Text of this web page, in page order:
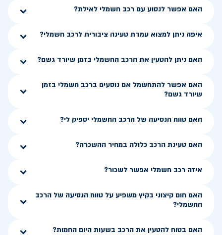
האם אפשר לנסוע עם רכב חשמלי לאילת?
איפה ניתן למצוא עמדת טעינה ציבורית לרכב חשמלי?
האם ניתן להטעין את הרכב החשמלי בזמן שיורד גשם?
האם אפשר להתחשמל אם נוסעים ברכב חשמלי בזמן
שיורד גשם?
האם טווח הנסיעה של הרכב החשמלי יספיק לי?
האם טעינת הרכב כלולה במחיר ההשכרה?
איזה רכב חשמלי אפשר לשכור?
האם חום קיצוני בקיץ משפיע על טווח הנסיעה של הרכב
החשמלי?
האם בטוח להטעין את הרכב בשעות היום החמות?